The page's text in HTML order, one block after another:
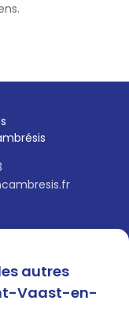
autres
Vaast-en-